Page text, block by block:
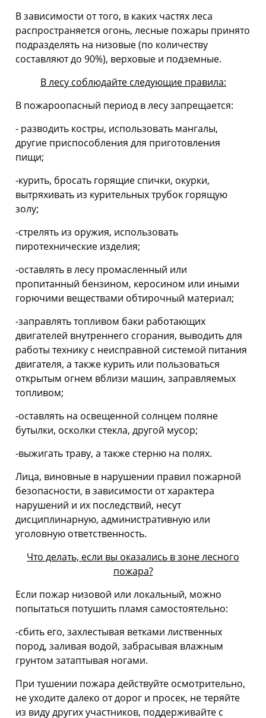
В зависимости от того, в каких частях леса
распространяется огонь, лесные пожары принято
подразделять на низовые (по количеству
составляют до 90%), верховые и подземные.
В лесу соблюдайте следующие правила:
В пожароопасный период в лесу запрещается:
- разводить костры, использовать мангалы,
другие приспособления для приготовления
пищи;
-курить, бросать горящие спички, окурки,
вытряхивать из курительных трубок горящую
золу;
-стрелять из оружия, использовать
пиротехнические изделия;
-оставлять в лесу промасленный или
пропитанный бензином, керосином или иными
горючими веществами обтирочный материал;
-заправлять топливом баки работающих
двигателей внутреннего сгорания, выводить для
работы технику с неисправной системой питания
двигателя, а также курить или пользоваться
открытым огнем вблизи машин, заправляемых
топливом;
-оставлять на освещенной солнцем поляне
бутылки, осколки стекла, другой мусор;
-выжигать траву, а также стерню на полях.
Лица, виновные в нарушении правил пожарной
безопасности, в зависимости от характера
нарушений и их последствий, несут
дисциплинарную, административную или
уголовную ответственность.
Что делать, если вы оказались в зоне лесного
пожара?
Если пожар низовой или локальный, можно
попытаться потушить пламя самостоятельно:
-сбить его, захлестывая ветками лиственных
пород, заливая водой, забрасывая влажным
грунтом затаптывая ногами.
При тушении пожара действуйте осмотрительно,
не уходите далеко от дорог и просек, не теряйте
из виду других участников, поддерживайте с